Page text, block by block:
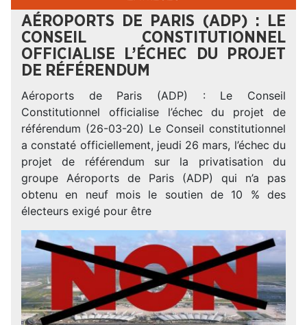
AÉROPORTS DE PARIS (ADP) : LE
CONSEIL CONSTITUTIONNEL
OFFICIALISE L’ÉCHEC DU PROJET
DE RÉFÉRENDUM
Aéroports de Paris (ADP) : Le Conseil
Constitutionnel officialise l’échec du projet de
référendum (26-03-20) Le Conseil constitutionnel
a constaté officiellement, jeudi 26 mars, l’échec du
projet de référendum sur la privatisation du
groupe Aéroports de Paris (ADP) qui n’a pas
obtenu en neuf mois le soutien de 10 % des
électeurs exigé pour être